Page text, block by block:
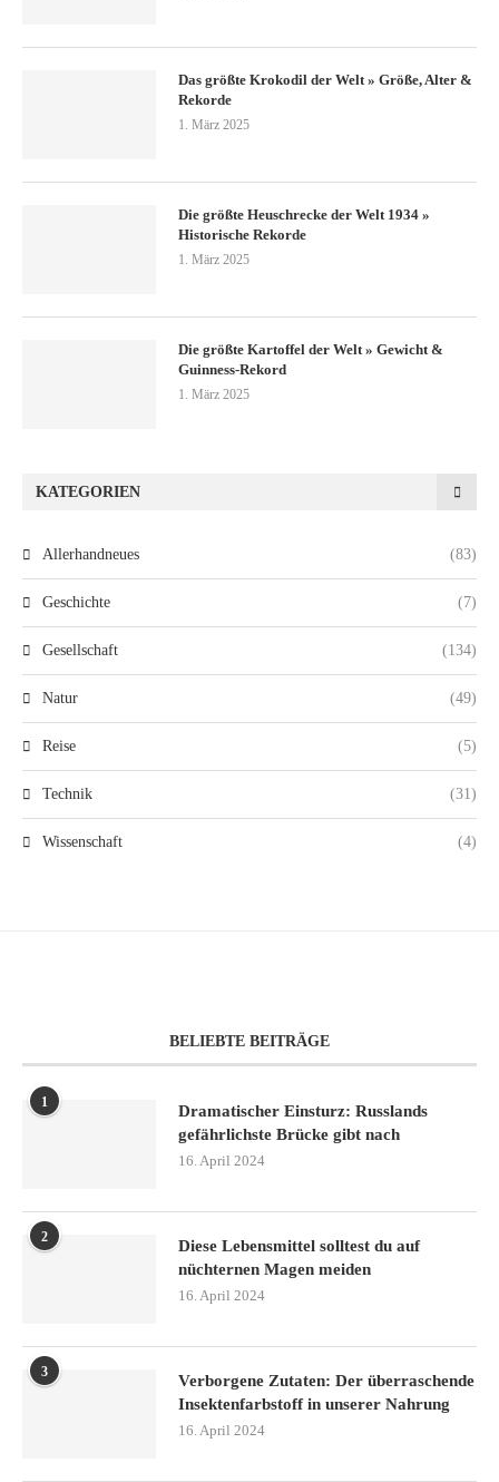
Das größte Krokodil der Welt » Größe, Alter &
Rekorde
1. März 2025
Die größte Heuschrecke der Welt 1934 »
Historische Rekorde
1. März 2025
Die größte Kartoffel der Welt » Gewicht &
Guinness-Rekord
1. März 2025
KATEGORIEN
Allerhandneues (83)
Geschichte (7)
Gesellschaft (134)
Natur (49)
Reise (5)
Technik (31)
Wissenschaft (4)
BELIEBTE BEITRÄGE
1
Dramatischer Einsturz: Russlands
gefährlichste Brücke gibt nach
16. April 2024
2
Diese Lebensmittel solltest du auf
nüchternen Magen meiden
16. April 2024
3
Verborgene Zutaten: Der überraschende
Insektenfarbstoff in unserer Nahrung
16. April 2024